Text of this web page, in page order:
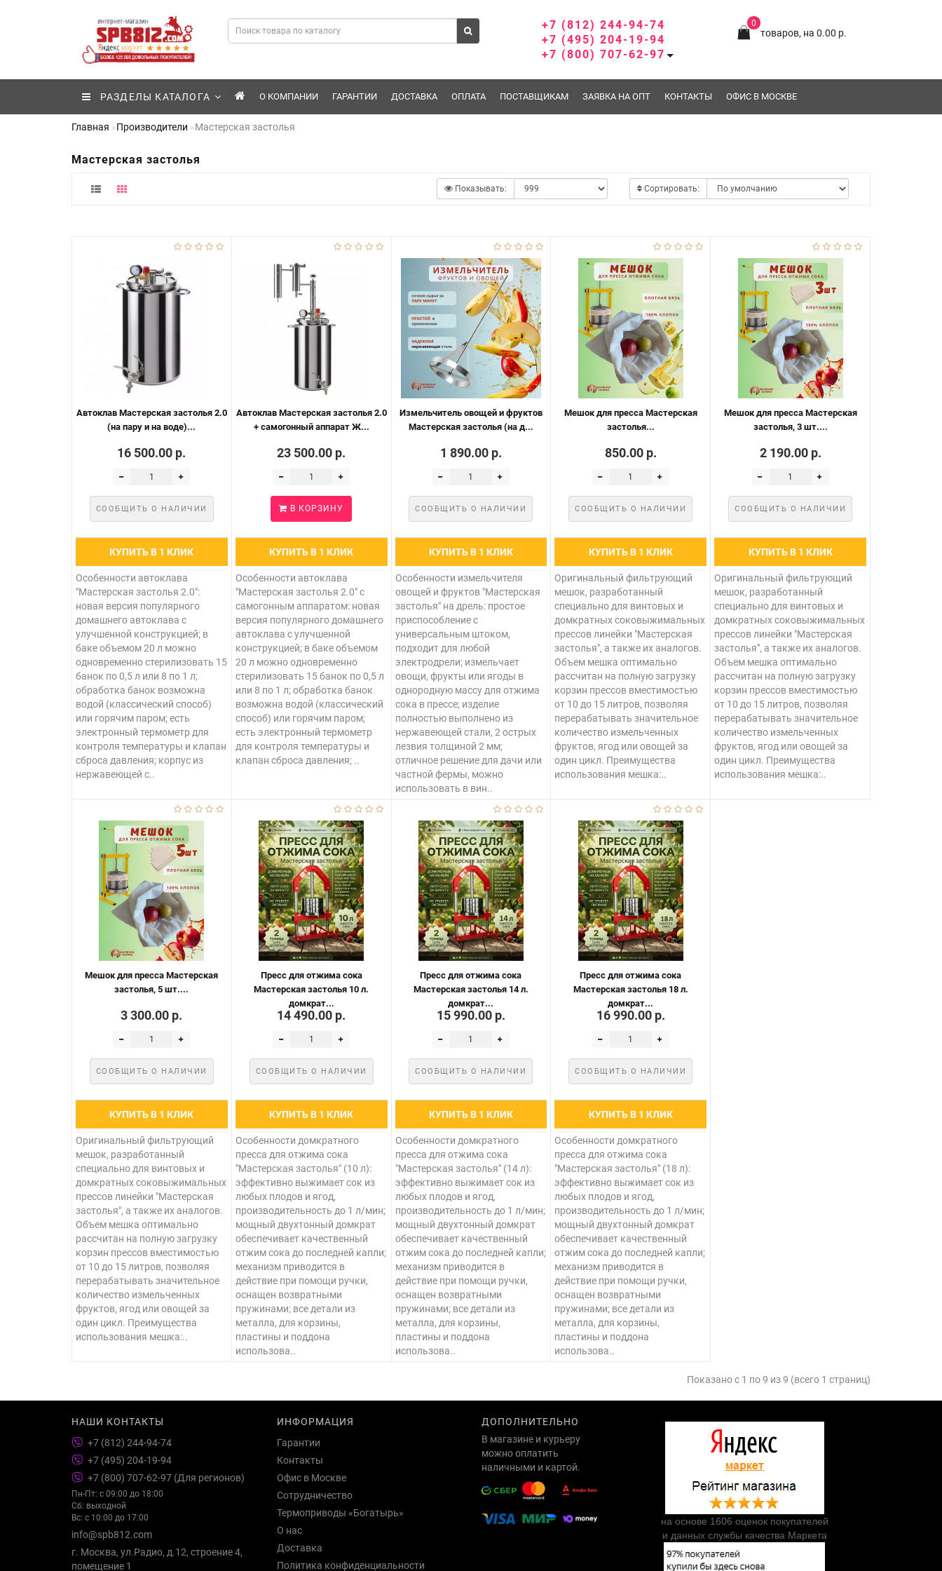
0
товаров, на 0.00 р.
+7 (812) 244-94-74
+7 (495) 204-19-94
+7 (800) 707-62-97
РАЗДЕЛЫ КАТАЛОГА О КОМПАНИИ ГАРАНТИИ ДОСТАВКА ОПЛАТА ПОСТАВЩИКАМ ЗАЯВКА НА ОПТ КОНТАКТЫ ОФИС В МОСКВЕ
Главная Производители Мастерская застолья
Мастерская застолья
Сортировать:
Показывать:
Автоклав Мастерская застолья 2.0
(на пару и на воде)...
16 500.00 р.
СООБЩИТЬ О НАЛИЧИИ
КУПИТЬ В 1 КЛИК
Особенности автоклава
"Мастерская застолья 2.0":
новая версия популярного
домашнего автоклава с
улучшенной конструкцией; в
баке объемом 20 л можно
одновременно стерилизовать 15
банок по 0,5 л или 8 по 1 л;
обработка банок возможна
водой (классический способ)
или горячим паром; есть
электронный термометр для
контроля температуры и клапан
сброса давления; корпус из
нержавеющей с..
Автоклав Мастерская застолья 2.0
+ самогонный аппарат Ж...
23 500.00 р.
В КОРЗИНУ
КУПИТЬ В 1 КЛИК
Особенности автоклава
"Мастерская застолья 2.0" с
самогонным аппаратом: новая
версия популярного домашнего
автоклава с улучшенной
конструкцией; в баке объемом
20 л можно одновременно
стерилизовать 15 банок по 0,5 л
или 8 по 1 л; обработка банок
возможна водой (классический
способ) или горячим паром;
есть электронный термометр
для контроля температуры и
клапан сброса давления; ..
Измельчитель овощей и фруктов
Мастерская застолья (на д...
1 890.00 р.
СООБЩИТЬ О НАЛИЧИИ
КУПИТЬ В 1 КЛИК
Особенности измельчителя
овощей и фруктов "Мастерская
застолья" на дрель: простое
приспособление с
универсальным штоком,
подходит для любой
электродрели; измельчает
овощи, фрукты или ягоды в
однородную массу для отжима
сока в прессе; изделие
полностью выполнено из
нержавеющей стали, 2 острых
лезвия толщиной 2 мм;
отличное решение для дачи или
частной фермы, можно
использовать в вин..
Мешок для пресса Мастерская
застолья...
850.00 р.
СООБЩИТЬ О НАЛИЧИИ
КУПИТЬ В 1 КЛИК
Оригинальный фильтрующий
мешок, разработанный
специально для винтовых и
домкратных соковыжимальных
прессов линейки "Мастерская
застолья", а также их аналогов.
Объем мешка оптимально
рассчитан на полную загрузку
корзин прессов вместимостью
от 10 до 15 литров, позволяя
перерабатывать значительное
количество измельченных
фруктов, ягод или овощей за
один цикл. Преимущества
использования мешка:..
Мешок для пресса Мастерская
застолья, 3 шт....
2 190.00 р.
СООБЩИТЬ О НАЛИЧИИ
КУПИТЬ В 1 КЛИК
Оригинальный фильтрующий
мешок, разработанный
специально для винтовых и
домкратных соковыжимальных
прессов линейки "Мастерская
застолья", а также их аналогов.
Объем мешка оптимально
рассчитан на полную загрузку
корзин прессов вместимостью
от 10 до 15 литров, позволяя
перерабатывать значительное
количество измельченных
фруктов, ягод или овощей за
один цикл. Преимущества
использования мешка:..
Мешок для пресса Мастерская
застолья, 5 шт....
3 300.00 р.
СООБЩИТЬ О НАЛИЧИИ
КУПИТЬ В 1 КЛИК
Оригинальный фильтрующий
мешок, разработанный
специально для винтовых и
домкратных соковыжимальных
прессов линейки "Мастерская
застолья", а также их аналогов.
Объем мешка оптимально
рассчитан на полную загрузку
корзин прессов вместимостью
от 10 до 15 литров, позволяя
перерабатывать значительное
количество измельченных
фруктов, ягод или овощей за
один цикл. Преимущества
использования мешка:..
Пресс для отжима сока
Мастерская застолья 10 л.
домкрат...
14 490.00 р.
СООБЩИТЬ О НАЛИЧИИ
КУПИТЬ В 1 КЛИК
Особенности домкратного
пресса для отжима сока
"Мастерская застолья" (10 л):
эффективно выжимает сок из
любых плодов и ягод,
производительность до 1 л/мин;
мощный двухтонный домкрат
обеспечивает качественный
отжим сока до последней капли;
механизм приводится в
действие при помощи ручки,
оснащен возвратными
пружинами; все детали из
металла, для корзины,
пластины и поддона
использова..
Пресс для отжима сока
Мастерская застолья 14 л.
домкрат...
15 990.00 р.
СООБЩИТЬ О НАЛИЧИИ
КУПИТЬ В 1 КЛИК
Особенности домкратного
пресса для отжима сока
"Мастерская застолья" (14 л):
эффективно выжимает сок из
любых плодов и ягод,
производительность до 1 л/мин;
мощный двухтонный домкрат
обеспечивает качественный
отжим сока до последней капли;
механизм приводится в
действие при помощи ручки,
оснащен возвратными
пружинами; все детали из
металла, для корзины,
пластины и поддона
использова..
Пресс для отжима сока
Мастерская застолья 18 л.
домкрат...
16 990.00 р.
СООБЩИТЬ О НАЛИЧИИ
КУПИТЬ В 1 КЛИК
Особенности домкратного
пресса для отжима сока
"Мастерская застолья" (18 л):
эффективно выжимает сок из
любых плодов и ягод,
производительность до 1 л/мин;
мощный двухтонный домкрат
обеспечивает качественный
отжим сока до последней капли;
механизм приводится в
действие при помощи ручки,
оснащен возвратными
пружинами; все детали из
металла, для корзины,
пластины и поддона
использова..
Показано с 1 по 9 из 9 (всего 1 страниц)
НАШИ КОНТАКТЫ
+7 (812) 244-94-74
+7 (495) 204-19-94
+7 (800) 707-62-97 (Для регионов)
Пн-Пт: с 09:00 до 18:00
Сб: выходной
Вс: с 10:00 до 17:00
info@spb812.com
г. Москва, ул.Радио, д.12, строение 4,
помещение 1
ИНФОРМАЦИЯ
Гарантии
Контакты
Офис в Москве
Сотрудничество
Термоприводы «Богатырь»
О нас
Доставка
Политика конфиденциальности
ДОПОЛНИТЕЛЬНО
В магазине и курьеру
можно оплатить
наличными и картой.
на основе 1606 оценок покупателей
и данных службы качества Маркета